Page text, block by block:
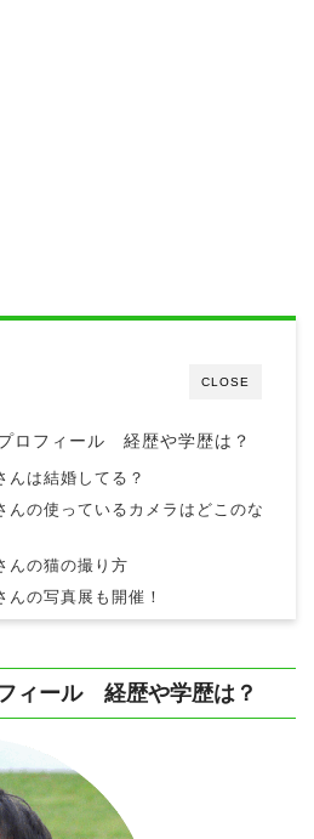
CLOSE
ロフィール 経歴や学歴は？
んは結婚してる？
んの使っているカメラはどこのな
んの猫の撮り方
んの写真展も開催！
ィール 経歴や学歴は？